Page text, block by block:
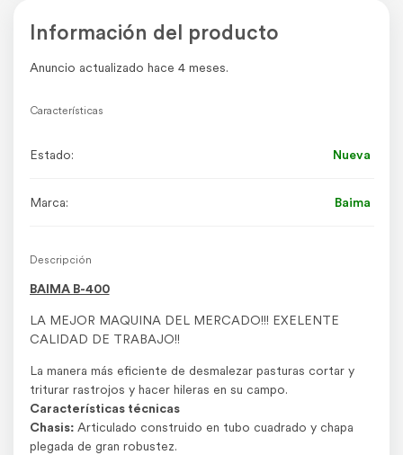
Información del producto
Anuncio actualizado hace 4 meses.
Características
Estado: Nueva
Marca: Baima
Descripción
BAIMA B-400
LA MEJOR MAQUINA DEL MERCADO!!! EXELENTE
CALIDAD DE TRABAJO!!
La manera más eficiente de desmalezar pasturas cortar y
triturar rastrojos y hacer hileras en su campo.
Características técnicas
Chasis:Articulado construido en tubo cuadrado y chapa
plegada de gran robustez.